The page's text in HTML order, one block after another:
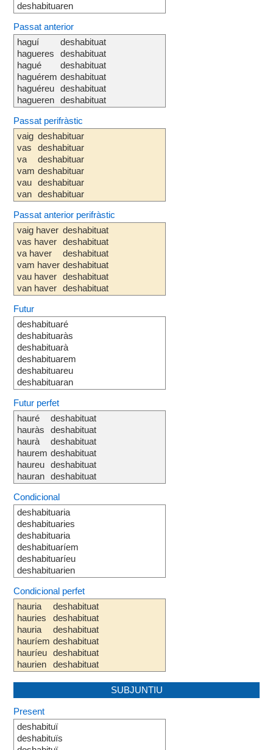
deshabituaren
Passat anterior
haguí
hagueres
hagué
haguérem
haguéreu
hagueren
deshabituat
deshabituat
deshabituat
deshabituat
deshabituat
deshabituat
Passat perifràstic
vaig
vas
va
vam
vau
van
deshabituar
deshabituar
deshabituar
deshabituar
deshabituar
deshabituar
Passat anterior perifràstic
vaig haver
vas haver
va haver
vam haver
vau haver
van haver
deshabituat
deshabituat
deshabituat
deshabituat
deshabituat
deshabituat
Futur
deshabituaré
deshabituaràs
deshabituarà
deshabituarem
deshabituareu
deshabituaran
Futur perfet
hauré
hauràs
haurà
haurem
haureu
hauran
deshabituat
deshabituat
deshabituat
deshabituat
deshabituat
deshabituat
Condicional
deshabituaria
deshabituaries
deshabituaria
deshabituaríem
deshabituaríeu
deshabituarien
Condicional perfet
hauria
hauries
hauria
hauríem
hauríeu
haurien
deshabituat
deshabituat
deshabituat
deshabituat
deshabituat
deshabituat
SUBJUNTIU
Present
deshabituï
deshabituïs